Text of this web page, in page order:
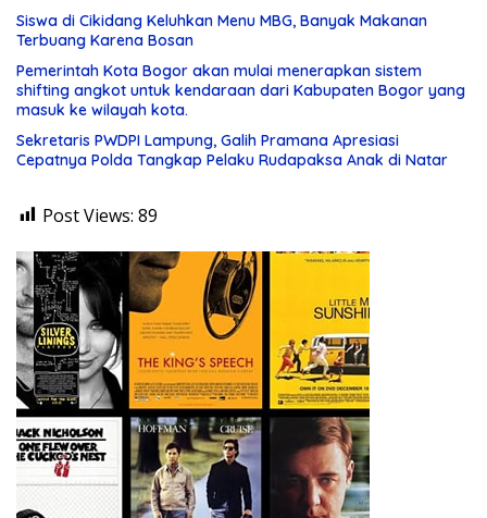
Siswa di Cikidang Keluhkan Menu MBG, Banyak Makanan
Terbuang Karena Bosan
Pemerintah Kota Bogor akan mulai menerapkan sistem
shifting angkot untuk kendaraan dari Kabupaten Bogor yang
masuk ke wilayah kota.
Sekretaris PWDPI Lampung, Galih Pramana Apresiasi
Cepatnya Polda Tangkap Pelaku Rudapaksa Anak di Natar
Post Views: 89